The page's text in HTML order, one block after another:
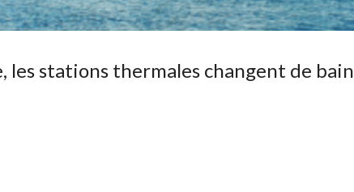
les stations thermales changent de bain